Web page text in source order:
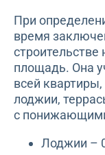
При
время
площадь. Она
всей
лоджии,
с
Лоджии –